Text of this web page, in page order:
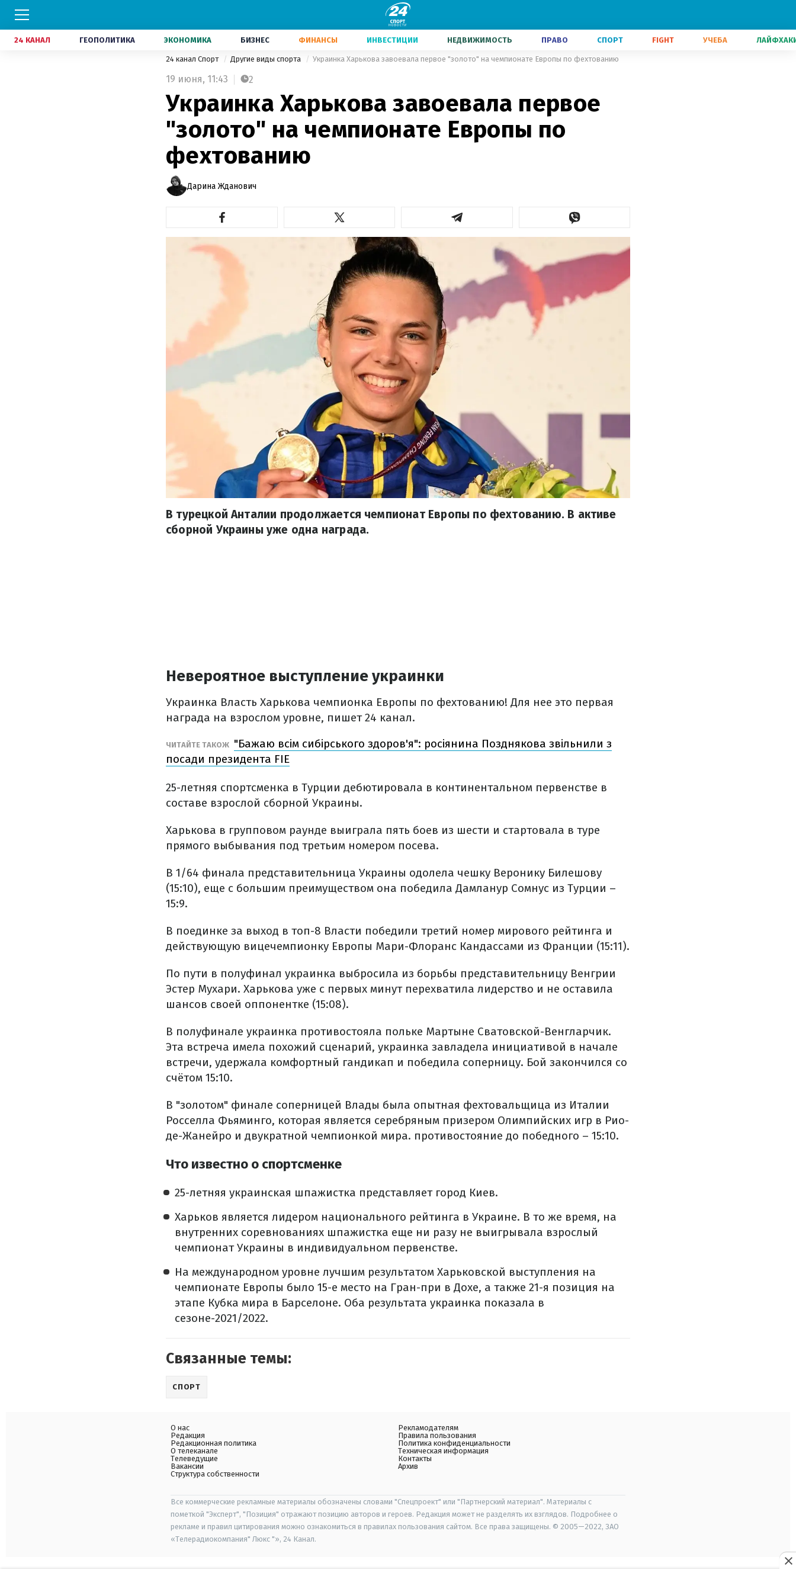
24 КАНАЛ ГЕОПОЛИТИКА ЭКОНОМИКА БИЗНЕС ФИНАНСЫ ИНВЕСТИЦИИ НЕДВИЖИМОСТЬ ПРАВО СПОРТ FIGHT УЧЕБА
24 канал Спорт Другие виды спорта Украинка Харькова завоевала первое "золото" на чемпионате Европы по фехтованию
19 июня, 11:43 2
Украинка Харькова завоевала первое
"золото" на чемпионате Европы по
фехтованию
Дарина Жданович
В турецкой Анталии продолжается чемпионат Европы по фехтованию. В активе
сборной Украины уже одна награда.
Невероятное выступление украинки
Украинка Власть Харькова чемпионка Европы по фехтованию! Для нее это первая
награда на взрослом уровне, пишет 24 канал.
ЧИТАЙТЕ ТАКОЖ "Бажаю всім сибірського здоров'я": росіянина Позднякова звільнили з
посади президента FIE
25-летняя спортсменка в Турции дебютировала в континентальном первенстве в
составе взрослой сборной Украины.
Харькова в групповом раунде выиграла пять боев из шести и стартовала в туре
прямого выбывания под третьим номером посева.
В 1/64 финала представительница Украины одолела чешку Веронику Билешову
(15:10), еще с большим преимуществом она победила Дамланур Сомнус из Турции –
15:9.
В поединке за выход в топ-8 Власти победили третий номер мирового рейтинга и
действующую вицечемпионку Европы Мари-Флоранс Кандассами из Франции (15:11).
По пути в полуфинал украинка выбросила из борьбы представительницу Венгрии
Эстер Мухари. Харькова уже с первых минут перехватила лидерство и не оставила
шансов своей оппонентке (15:08).
В полуфинале украинка противостояла польке Мартыне Сватовской-Венгларчик.
Эта встреча имела похожий сценарий, украинка завладела инициативой в начале
встречи, удержала комфортный гандикап и победила соперницу. Бой закончился со
счётом 15:10.
В "золотом" финале соперницей Влады была опытная фехтовальщица из Италии
Росселла Фьяминго, которая является серебряным призером Олимпийских игр в Рио-
де-Жанейро и двукратной чемпионкой мира. противостояние до победного – 15:10.
Что известно о спортсменке
25-летняя украинская шпажистка представляет город Киев.
Харьков является лидером национального рейтинга в Украине. В то же время, на
внутренних соревнованиях шпажистка еще ни разу не выигрывала взрослый
чемпионат Украины в индивидуальном первенстве.
На международном уровне лучшим результатом Харьковской выступления на
чемпионате Европы было 15-е место на Гран-при в Дохе, а также 21-я позиция на
этапе Кубка мира в Барселоне. Оба результата украинка показала в
сезоне-2021/2022.
Связанные темы:
СПОРТ
О нас
Редакция
Редакционная политика
О телеканале
Телеведущие
Вакансии
Структура собственности
Рекламодателям
Правила пользования
Политика конфиденциальности
Техническая информация
Контакты
Архив
Все коммерческие рекламные материалы обозначены словами "Спецпроект" или "Партнерский материал". Материалы с
пометкой "Эксперт", "Позиция" отражают позицию авторов и героев. Редакция может не разделять их взглядов. Подробнее о
рекламе и правил цитирования можно ознакомиться в правилах пользования сайтом. Все права защищены. © 2005—2022, ЗАО
«Телерадиокомпания" Люкс "», 24 Канал.